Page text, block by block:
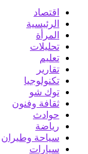
اقتصاد
الرئيسية
المرأة
تحليلات
تعليم
تقارير
تكنولوجيا
توك شو
ثقافة وفنون
حوادث
رياضة
سياحة وطيران
سيارات